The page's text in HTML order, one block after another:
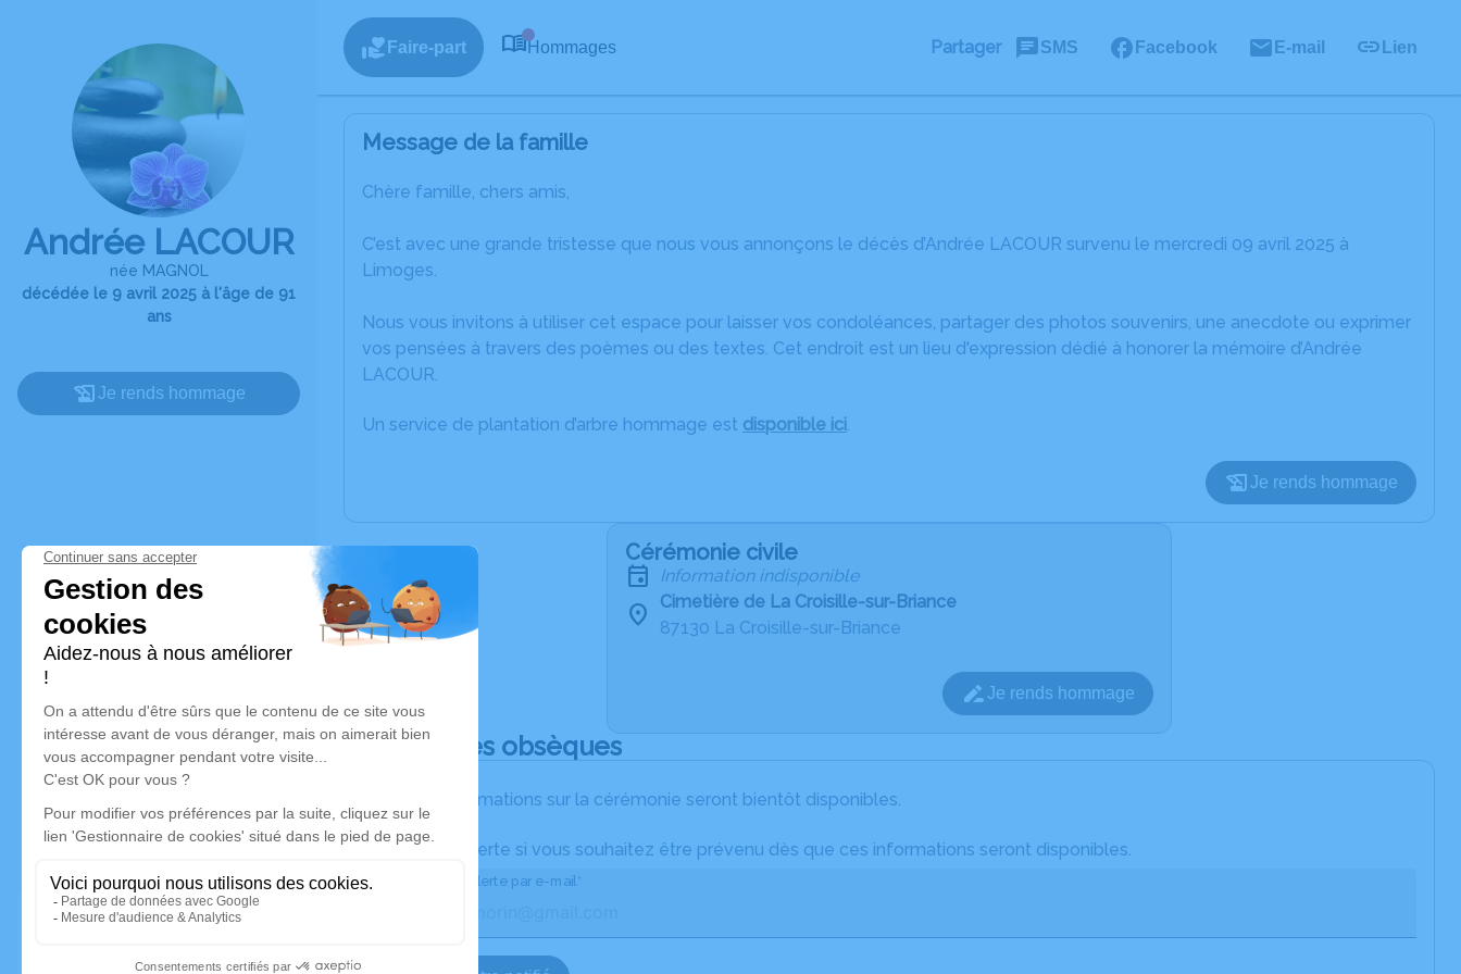
Andrée LACOUR
née MAGNOL
décédée le 9 avril 2025 à l'âge de 91
ans
Je rends hommage
Faire-part Hommages Partager SMS Facebook E-mail Lien
Message de la famille
Chère famille, chers amis,
C’est avec une grande tristesse que nous vous annonçons le décès d’Andrée LACOUR survenu le mercredi 09 avril 2025 à
Limoges.
Nous vous invitons à utiliser cet espace pour laisser vos condoléances, partager des photos souvenirs, une anecdote ou exprimer
vos pensées à travers des poèmes ou des textes. Cet endroit est un lieu d'expression dédié à honorer la mémoire d’Andrée
LACOUR.
Un service de plantation d’arbre hommage est disponible ici.
Je rends hommage
Cérémonie civile
Information indisponible
Cimetière de La Croisille-sur-Briance
87130 La Croisille-sur-Briance
Je rends hommage
Déroulé des obsèques
Les informations sur la cérémonie seront bientôt disponibles.
Activez une alerte si vous souhaitez être prévenu dès que ces informations seront disponibles.
Recevoir une alerte par e-mail*